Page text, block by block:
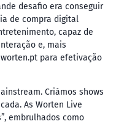
desafio era conseguir
de compra digital
capaz de
e, mais
para efetivação
Criámos shows
As Worten Live
embrulhados como